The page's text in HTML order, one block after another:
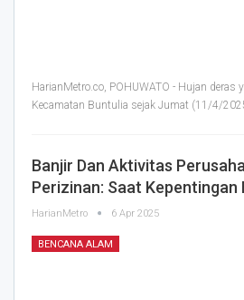
HarianMetro.co, POHUWATO - Hujan deras
Kecamatan Buntulia sejak Jumat (11/4/
Banjir Dan Aktivitas
Perizinan: Saat Kepentingan
HarianMetro 6 Apr 2025
BENCANA ALAM